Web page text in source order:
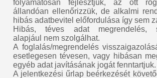
folyamatosan fejlesztjük, az ott
állandóan ellenőrizzük, de alkalmi
hibás adatbevitel előfordulása így sem
Hibás, téves adat megrendelés,
alapjául nem szolgálhat.
A foglalás/megrendelés
esetlegesen tévesen, vagy hibásan
egyéb adat javításának jogát fenntartjuk.
A jelentkezési űrlap beérkezését